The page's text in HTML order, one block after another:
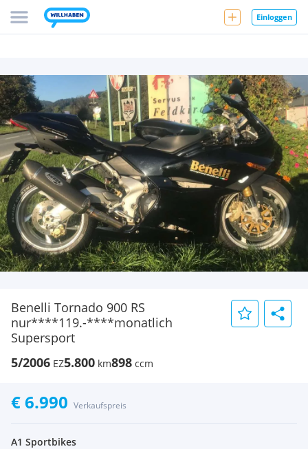
Einloggen
Benelli Tornado 900 RS
nur****119.-****monatlich
Supersport
5/2006 EZ5.800 km898 ccm
€ 6.990 Verkaufspreis
A1 Sportbikes